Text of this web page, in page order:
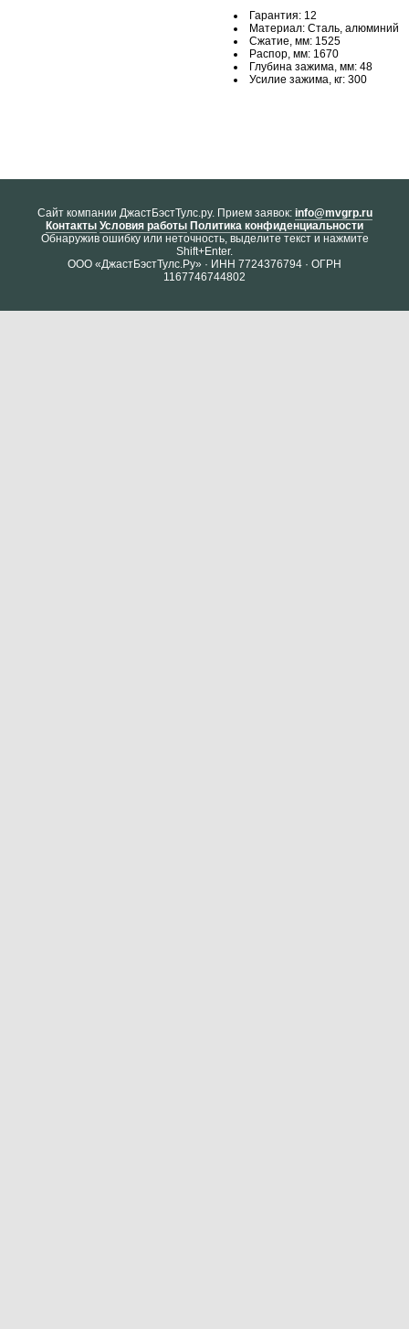
Гарантия: 12
Материал: Сталь, алюминий
Сжатие, мм: 1525
Распор, мм: 1670
Глубина зажима, мм: 48
Усилие зажима, кг: 300
Cайт компании ДжастБэстТулс.ру. Прием заявок: info@mvgrp.ru
Контакты Условия работы Политика конфиденциальности
Обнаружив ошибку или неточность, выделите текст и нажмите
Shift+Enter.
ООО «ДжастБэстТулс.Ру» · ИНН 7724376794 · ОГРН
1167746744802